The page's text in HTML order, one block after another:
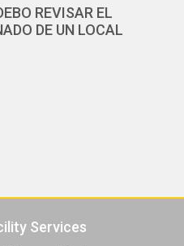
REVISAR EL
DE UN LOCAL
Services